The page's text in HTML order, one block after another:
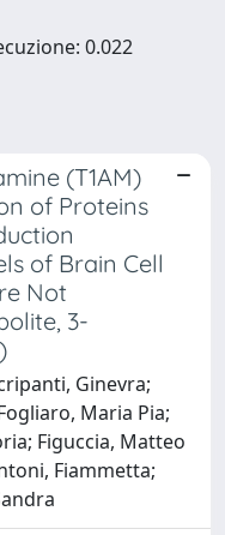
0.022
(T1AM)
of Proteins
of Brain Cell
Not
3-
Ginevra;
Maria Pia;
Figuccia, Matteo
Fiammetta;